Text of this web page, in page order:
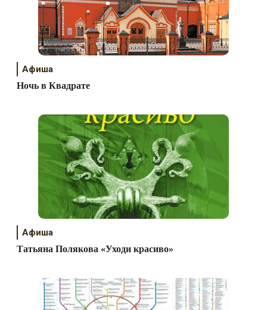
Афиша
Ночь в Квадрате
Афиша
Татьяна Полякова «Уходи красиво»